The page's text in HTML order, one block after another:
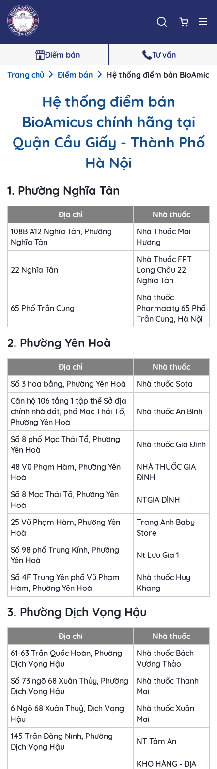
Điểm bán Tư vấn
Trang chủ Điểm bán Hệ thống điểm bán
Hệ thống điểm bán
BioAmicus chính hãng tại
Quận Cầu Giấy - Thành Phố
Hà Nội
1. Phường Nghĩa Tân
Địa chỉ
Nhà thuốc
108B A12 Nghĩa Tân, Phường
Nghĩa Tân
Nhà Thuốc Mai
Hương
22 Nghĩa Tân
Nhà Thuốc FPT
Long Châu 22
Nghĩa Tân
65 Phố Trần Cung
Nhà thuốc
Pharmacity 65 Phố
Trần Cung, Hà Nội
2. Phường Yên Hoà
Địa chỉ
Nhà thuốc
Số 3 hoa bằng, Phường Yên Hoà
Nhà thuốc Sota
Căn hộ 106 tầng 1 tập thể Sở địa
chính nhà đất, phố Mạc Thái Tổ,
Phường Yên Hoà
Nhà thuốc An Bình
Số 8 phố Mạc Thái Tổ, Phường
Yên Hoà
Nhà thuốc Gia Đình
48 Vũ Phạm Hàm, Phường Yên
Hoà
NHÀ THUỐC GIA
ĐÌNH
Số 8 Mạc Thái Tổ, Phường Yên
Hoà
NTGIA ĐÌNH
25 Vũ Phạm Hàm, Phường Yên
Hoà
Trang Anh Baby
Store
Số 98 phố Trung Kính, Phường
Yên Hoà
Nt Lưu Gia 1
Số 4F Trung Yên phố Vũ Phạm
Hàm, Phường Yên Hoà
Nhà thuốc Huy
Khang
3. Phường Dịch Vọng Hậu
Địa chỉ
Nhà thuốc
61-63 Trần Quốc Hoàn, Phường
Dịch Vọng Hậu
Nhà thuốc Bách
Vương Thảo
Số 73 ngõ 68 Xuân Thủy, Phường
Dịch Vọng Hậu
Nhà thuốc Thanh
Mai
6 Ngõ 68 Xuân Thuỷ, Dịch Vọng
Hậu
Nhà thuốc Xuân
Mai
145 Trần Đăng Ninh, Phường
Dịch Vọng Hậu
NT Tâm An
KHO HÀNG - ĐỊA